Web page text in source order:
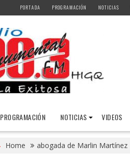
PORTADA PROGRAMACIÓN NOTICIAS
PROGRAMACIÓN NOTICIAS VIDEOS
Home abogada de Marlin Martínez